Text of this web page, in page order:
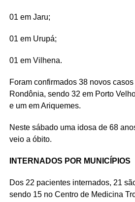
01 em Jaru;
01 em Urupá;
01 em Vilhena.
Foram confirmados 38 novos
Rondônia, sendo 32 em Porto
e um em Ariquemes.
Neste sábado uma idosa de 68
veio a óbito.
INTERNADOS POR MUNICÍPIOS
Dos 22 pacientes internados, 21
sendo 15 no Centro de Medicina